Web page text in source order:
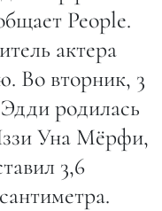
People.
актера
Во вторник, 3
родилась
Уна Мёрфи,
3,6